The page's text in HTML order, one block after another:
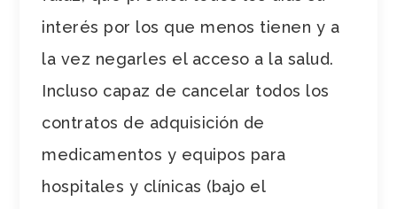
interés por los que menos tienen y a
la vez negarles el acceso a la salud.
Incluso capaz de cancelar todos los
contratos de adquisición de
medicamentos y equipos para
hospitales y clínicas (bajo el